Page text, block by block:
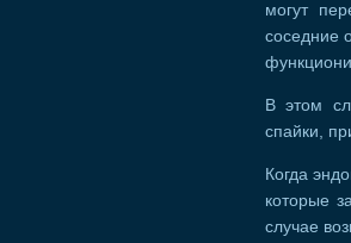
могут
соседние
В этом
спайки,
Когда
которые
случае